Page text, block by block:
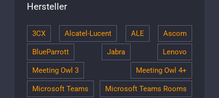
Hersteller
3CX Alcatel-Lucent ALE Ascom
BlueParrott Jabra Lenovo
Meeting Owl 3 Meeting Owl 4+
Microsoft Teams Microsoft Teams Rooms